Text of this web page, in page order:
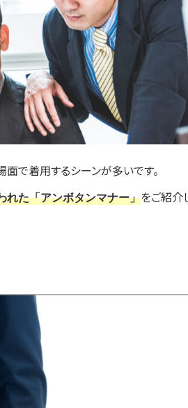
で着用するシーンが多いです。
れた「アンボタンマナー」をご紹介